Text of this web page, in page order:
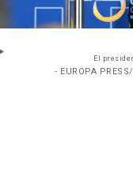
El
- EUROPA